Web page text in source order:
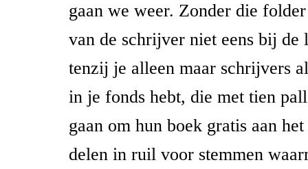
gaan we weer. Zonder die
van de schrijver niet eens bij de
tenzij je alleen maar schrijvers
in je fonds hebt, die met tien
gaan om hun boek gratis aan
delen in ruil voor stemmen